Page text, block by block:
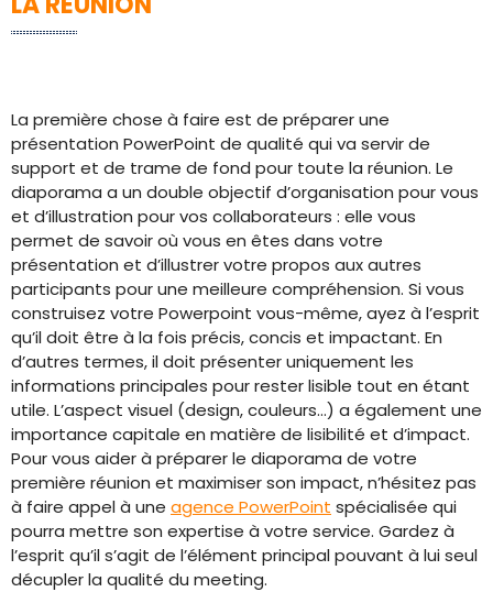
La première chose à faire est de préparer une
présentation PowerPoint de qualité qui va servir de
support et de trame de fond pour toute la réunion. Le
diaporama a un double objectif d’organisation pour vous
et d’illustration pour vos collaborateurs : elle vous
permet de savoir où vous en êtes dans votre
présentation et d’illustrer votre propos aux autres
participants pour une meilleure compréhension. Si vous
construisez votre Powerpoint vous-même, ayez à l’esprit
qu’il doit être à la fois précis, concis et impactant. En
d’autres termes, il doit présenter uniquement les
informations principales pour rester lisible tout en étant
utile. L’aspect visuel (design, couleurs…) a également une
importance capitale en matière de lisibilité et d’impact.
Pour vous aider à préparer le diaporama de votre
première réunion et maximiser son impact, n’hésitez pas
à faire appel à une agence PowerPoint spécialisée qui
pourra mettre son expertise à votre service. Gardez à
l’esprit qu’il s’agit de l’élément principal pouvant à lui seul
décupler la qualité du meeting.